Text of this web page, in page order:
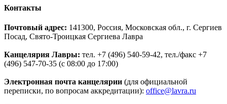
Контакты
Почтовый адрес: 141300, Россия, Московская обл., г. Сергиев
Посад, Свято-Троицкая Сергиева Лавра
Канцелярия Лавры: тел. +7 (496) 540-59-42, тел./факс +7
(496) 547-70-35 (с 08:00 до 17:00)
Электронная почта канцелярии (для официальной
переписки, по вопросам аккредитации): office@lavra.ru